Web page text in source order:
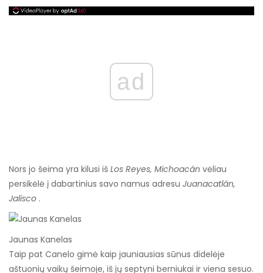
ad
Nors jo šeima yra kilusi iš Los Reyes, Michoacán vėliau
persikėlė į dabartinius savo namus adresu Juanacatlán,
Jalisco .
Jaunas Kanelas
Taip pat Canelo gimė kaip jauniausias sūnus didelėje
aštuonių vaikų šeimoje, iš jų septyni berniukai ir viena sesuo.